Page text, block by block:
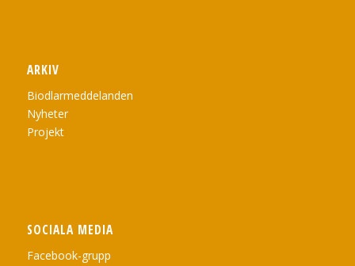
ARKIV
Biodlarmeddelanden
Nyheter
Projekt
SOCIALA MEDIA
Facebook-grupp